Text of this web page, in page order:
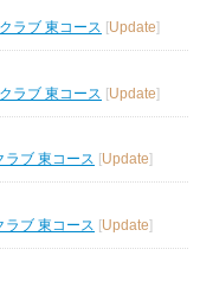
ラブ 東コース [Update]
ラブ 東コース [Update]
ラブ 東コース [Update]
ラブ 東コース [Update]